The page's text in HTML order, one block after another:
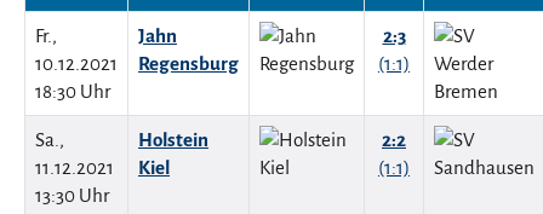
Fr.,
10.12.2021
18:30 Uhr
Jahn
Regensburg
2:3
(1:1)
Sa.,
11.12.2021
13:30 Uhr
Holstein
Kiel
2:2
(1:1)